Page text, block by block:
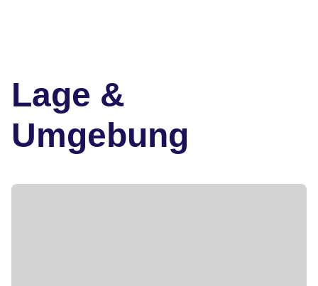
Lage &
Umgebung